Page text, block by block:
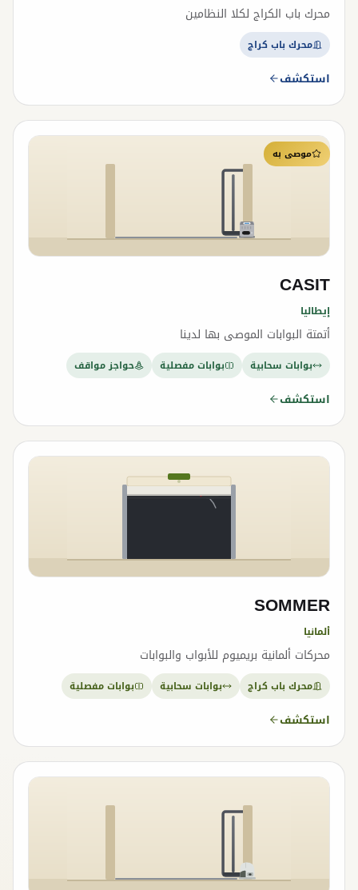
محرك باب الكراج لكلا النظامين
محرك باب كراج
استكشف
موصى به
CASIT
إيطاليا
أتمتة البوابات الموصى بها لدينا
بوابات سحابية بوابات مفصلية حواجز مواقف
استكشف
SOMMER
ألمانيا
محركات ألمانية بريميوم للأبواب والبوابات
محرك باب كراج بوابات سحابية بوابات مفصلية
استكشف